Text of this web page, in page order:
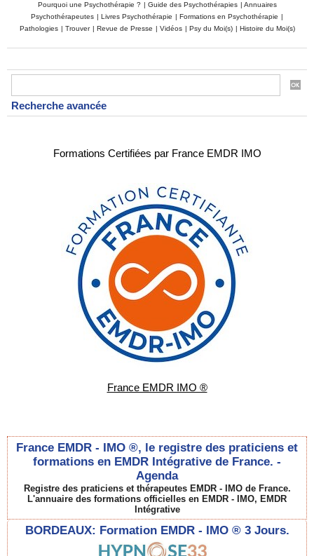
Recherche avancée
Formations Certifiées par France EMDR IMO
France EMDR IMO ®
France EMDR - IMO ®, le registre des praticiens et
formations en EMDR Intégrative de France. -
Agenda
Registre des praticiens et thérapeutes EMDR - IMO de France.
L'annuaire des formations officielles en EMDR - IMO, EMDR
Intégrative
BORDEAUX: Formation EMDR - IMO ® 3 Jours.
Pourquoi une Psychothérapie ? | Guide des Psychothérapies | Annuaires
Psychothérapeutes | Livres Psychothérapie | Formations en Psychothérapie |
Pathologies | Trouver | Revue de Presse | Vidéos | Psy du Moi(s) | Histoire du Moi(s)